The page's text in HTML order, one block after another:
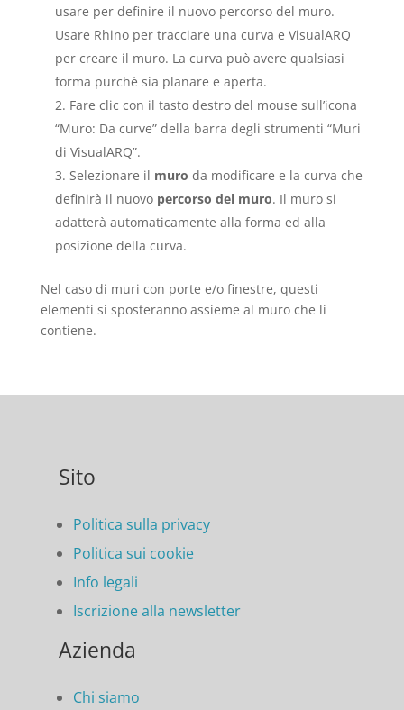
usare per definire il nuovo percorso del muro.
Usare Rhino per tracciare una curva e VisualARQ
per creare il muro. La curva può avere qualsiasi
forma purché sia planare e aperta.
Fare clic con il tasto destro del mouse sull’icona
“Muro: Da curve” della barra degli strumenti “Muri
di VisualARQ”.
Selezionare il muro da modificare e la curva che
definirà il nuovo percorso del muro. Il muro si
adatterà automaticamente alla forma ed alla
posizione della curva.
Nel caso di muri con porte e/o finestre, questi
elementi si sposteranno assieme al muro che li
contiene.
Sito
Politica sulla privacy
Politica sui cookie
Info legali
Iscrizione alla newsletter
Azienda
Chi siamo